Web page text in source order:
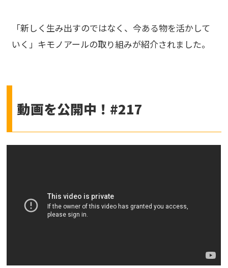
「新しく生み出すのではなく、今ある物を活かして
いく」キモノアールの取り組みが紹介されました。
動画を公開中！#217